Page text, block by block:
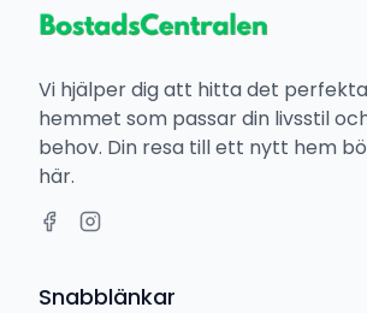
Vi hjälper dig att hitta det perfekta
hemmet som passar din livsstil
behov. Din resa till ett nytt hem
här.
Snabblänkar